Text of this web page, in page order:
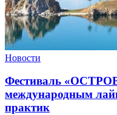
Новости
Фестиваль
международным
практик